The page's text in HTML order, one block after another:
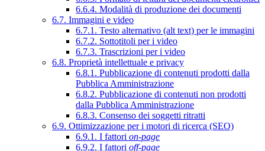
6.6.4. Modalità di produzione dei documenti
6.7. Immagini e video
6.7.1. Testo alternativo (alt text) per le immagini
6.7.2. Sottotitoli per i video
6.7.3. Trascrizioni per i video
6.8. Proprietà intellettuale e privacy
6.8.1. Pubblicazione di contenuti prodotti dalla
Pubblica Amministrazione
6.8.2. Pubblicazione di contenuti non prodotti
dalla Pubblica Amministrazione
6.8.3. Consenso dei soggetti ritratti
6.9. Ottimizzazione per i motori di ricerca (SEO)
6.9.1. I fattori on-page
6.9.2. I fattori off-page